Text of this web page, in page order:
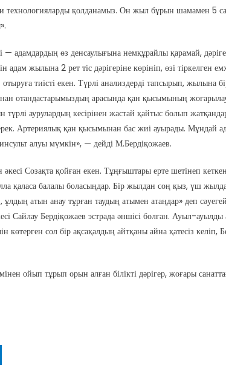
технологияларды қолданамыз. Он жыл бұрын шамамен 5
адамдардың өз денсаулығына немқұрайлы қарамай,
жылына 2 рет тіс дәрігеріне көрініп, өзі тіркелген
тиісті екен. Түрлі анализдерді тапсырып, жылына
отандастарымыздың арасында қан қысымының
түрлі аурулардың кесірінен жастай қайтыс болып
Артериялық қан қысымынан бас жиі ауырады. Мұндай
алуы мүмкін», — дейді М.Бердіқожаев.
Созақта қойған екен. Тұңғыштары ерте шетінеп кеткен
қаласа балалы боласыңдар. Бір жылдан соң қыз, үш
атын анау тұрған таудың атымен атаңдар» деп
Сайлау Бердіқожаев эстрада әншісі болған. Ауыл-
көтерген сол бір ақсақалдың айтқаны айна қатесіз келіп,
ойып тұрып орын алған білікті дәрігер, жоғары